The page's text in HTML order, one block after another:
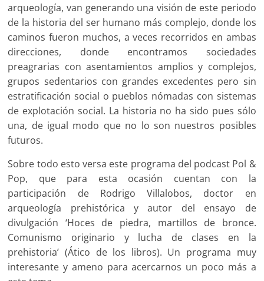
arqueología, van generando una visión de este periodo
de la historia del ser humano más complejo, donde los
caminos fueron muchos, a veces recorridos en ambas
direcciones, donde encontramos sociedades
preagrarias con asentamientos amplios y complejos,
grupos sedentarios con grandes excedentes pero sin
estratificación social o pueblos nómadas con sistemas
de explotación social. La historia no ha sido pues sólo
una, de igual modo que no lo son nuestros posibles
futuros.
Sobre todo esto versa este programa del podcast Pol &
Pop, que para esta ocasión cuentan con la
participación de Rodrigo Villalobos, doctor en
arqueología prehistórica y autor del ensayo de
divulgación ‘Hoces de piedra, martillos de bronce.
Comunismo originario y lucha de clases en la
prehistoria’ (Ático de los libros). Un programa muy
interesante y ameno para acercarnos un poco más a